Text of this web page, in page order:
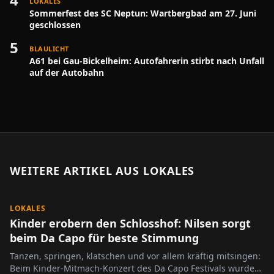
Sommerfest des SC Neptun: Wartbergbad am 27. Juni
geschlossen
5 BLAULICHT
A61 bei Gau-Bickelheim: Autofahrerin stirbt nach Unfall
auf der Autobahn
WEITERE ARTIKEL AUS LOKALES
LOKALES
Kinder erobern den Schlosshof: Nilsen sorgt
beim Da Capo für beste Stimmung
Tanzen, springen, klatschen und vor allem kräftig mitsingen:
Beim Kinder-Mitmach-Konzert des Da Capo Festivals wurde